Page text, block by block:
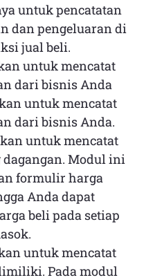
untuk pencatatan
dan pengeluaran di
jual beli.
untuk mencatat
dari bisnis Anda
untuk mencatat
dari bisnis Anda.
untuk mencatat
Modul ini
formulir harga
Anda dapat
beli pada setiap
untuk mencatat
Pada modul